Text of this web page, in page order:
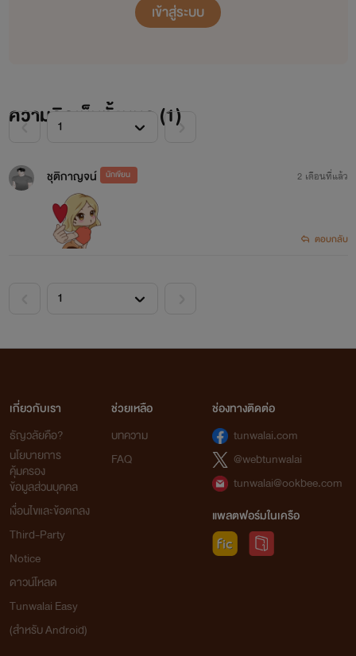
เข้าสู่ระบบ
ความคิดเห็นทั้งหมด (1)
ชุติกาญจน์ นักเขียน 2 เดือนที่แล้ว
ตอบกลับ
เกี่ยวกับเรา
ธัญวลัยคือ?
นโยบายการ
คุ้มครอง
ข้อมูลส่วนบุคคล
เงื่อนไขและข้อตกลง
Third-Party
Notice
ดาวน์โหลด
Tunwalai Easy
(สำหรับ Android)
ช่วยเหลือ
บทความ
FAQ
ช่องทางติดต่อ
tunwalai.com
@webtunwalai
tunwalai@ookbee.com
แพลตฟอร์มในเครือ